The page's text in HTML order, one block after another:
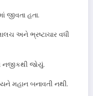
જીવતા હતા.
અને ભ્રષ્ટાચાર વધી
નજીકથી જોયું.
મહાન બનાવતી નથી.